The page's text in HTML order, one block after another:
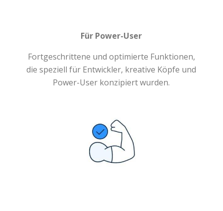
Für Power-User
Fortgeschrittene und optimierte Funktionen,
die speziell für Entwickler, kreative Köpfe und
Power-User konzipiert wurden.